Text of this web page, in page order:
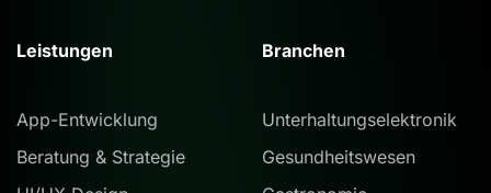
Leistungen
App-Entwicklung
Beratung & Strategie
Branchen
Unterhaltungselektronik
Gesundheitswesen